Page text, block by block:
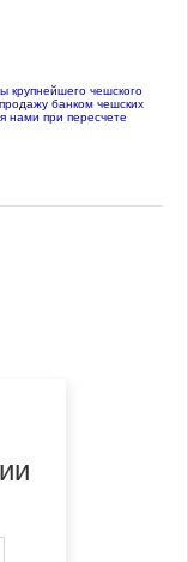
крупнейшего чешского
банком чешских
нами при пересчете